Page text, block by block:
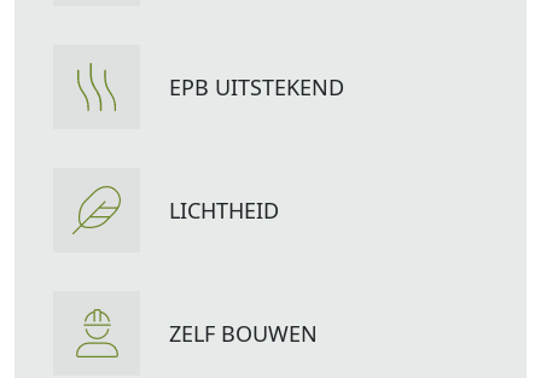
EPB UITSTEKEND
LICHTHEID
ZELF BOUWEN